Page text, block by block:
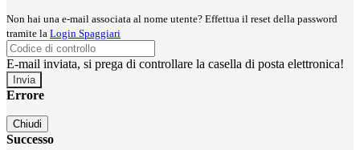
Non hai una e-mail associata al nome utente? Effettua il reset della password
tramite la Login Spaggiari
E-mail inviata, si prega di controllare la casella di posta elettronica!
Errore
Chiudi
Successo